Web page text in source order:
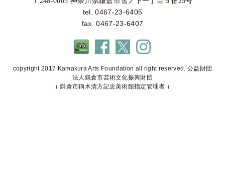
tel. 0467-23-6405
fax. 0467-23-6407
copyright 2017 Kamakura Arts Foundation all right reserved. 公益財団
法人鎌倉市芸術文化振興財団
（ 鎌倉市鏑木清方記念美術館指定管理者 ）